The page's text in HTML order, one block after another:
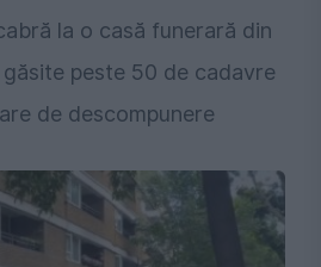
la o casă funerară din
peste 50 de cadavre
de descompunere